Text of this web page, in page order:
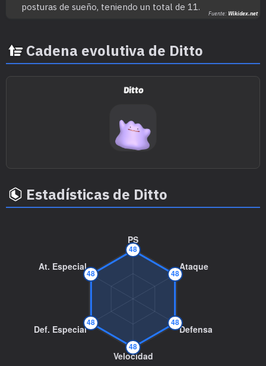
posturas de sueño, teniendo un total de 11.
Fuente: Wikidex.net
Cadena evolutiva de Ditto
Ditto
Estadísticas de Ditto